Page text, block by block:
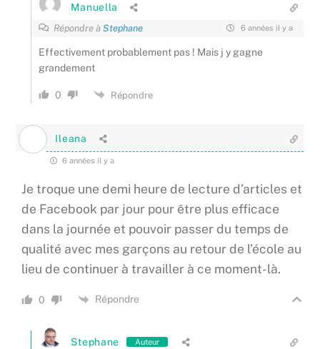
Manuella
Répondre àStephane 6 années il y a
Effectivement probablement pas ! Mais j y gagne
grandement
0 Répondre
Ileana
6 années il y a
Je troque une demi heure de lecture d’articles et
de Facebook par jour pour être plus efficace
dans la journée et pouvoir passer du temps de
qualité avec mes garçons au retour de l’école au
lieu de continuer à travailler à ce moment-là.
0 Répondre
Stephane Auteur